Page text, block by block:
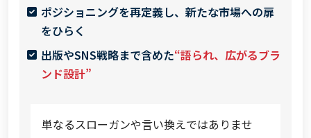
ポジショニングを再定義し、新たな市場への扉
をひらく
出版やSNS戦略まで含めた“語られ、広がるブラ
ンド設計”
単なるスローガンや言い換えではありませ